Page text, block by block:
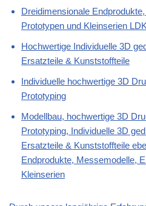
Dreidimensionale
Prototypen und Kleinserien
Hochwertige Individuelle 3D
Ersatzteile & Kunststoffteile
Individuelle hochwertige 3D
Prototyping
Modellbau, hochwertige 3D
Prototyping, Individuelle 3D
Ersatzteile & Kunststoffteile
Endprodukte, Messemodelle,
Kleinserien